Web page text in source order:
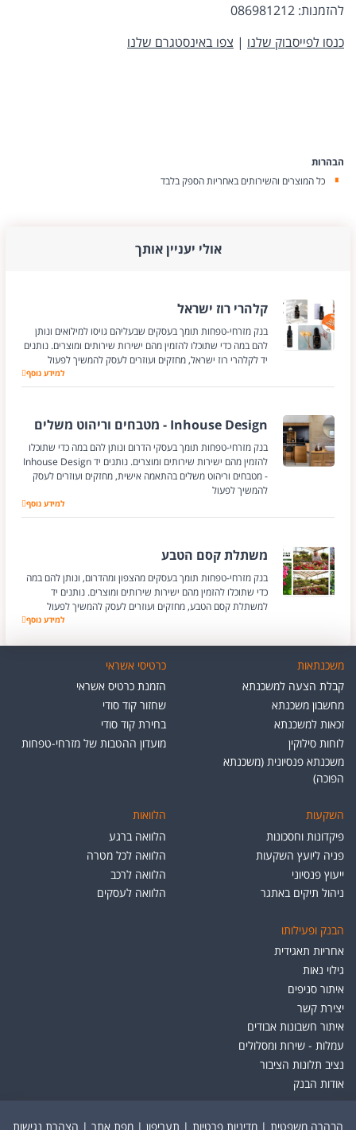
להזמנות: 086981212
כנסו לפייסבוק שלנו | צפו באינסטגרם שלנו
הבהרות
כל המוצרים והשירותים באחריות הספק בלבד
אולי יעניין אותך
קלהרי רוז ישראל
בנק מזרחי-טפחות תומך בעסקים שבעליהם גויסו למילואים ונותן
להם במה כדי שתוכלו להזמין מהם ישירות שירותים ומוצרים. נותנים
יד לקלהרי רוז ישראל, מחזקים ועוזרים לעסק להמשיך לפעול
קלהרי רוז ישראל
למידע נוסף
Inhouse Design - מטבחים וריהוט משלים
בנק מזרחי-טפחות תומך בעסקי הדרום ונותן להם במה כדי שתוכלו
להזמין מהם ישירות שירותים ומוצרים. נותנים יד Inhouse Design
- מטבחים וריהוט משלים בהתאמה אישית, מחזקים ועוזרים לעסק
להמשיך לפעול
Inhouse Design - מטבחים וריהוט משלים
למידע נוסף
משתלת קסם הטבע
בנק מזרחי-טפחות תומך בעסקים מהצפון ומהדרום, ונותן להם במה
כדי שתוכלו להזמין מהם ישירות שירותים ומוצרים. נותנים יד
למשתלת קסם הטבע, מחזקים ועוזרים לעסק להמשיך לפעול
משתלת קסם
למידע נוסף
משכנתאות
קבלת הצעה למשכנתא
מחשבון משכנתא
זכאות למשכנתא
לוחות סילוקין
משכנתא פנסיונית (משכנתא
הפוכה)
כרטיסי אשראי
הזמנת כרטיס אשראי
שחזור קוד סודי
בחירת קוד סודי
מועדון ההטבות של מזרחי-טפחות
השקעות
פיקדונות וחסכונות
פניה ליועץ השקעות
ייעוץ פנסיוני
ניהול תיקים באתגר
הלוואות
הלוואה ברגע
הלוואה לכל מטרה
הלוואה לרכב
הלוואה לעסקים
הבנק ופעילותו
אחריות תאגידית
גילוי נאות
איתור סניפים
יצירת קשר
איתור חשבונות אבודים
עמלות - שירות ומסלולים
נציב תלונות הציבור
אודות הבנק
הבהרה משפטית | מדיניות פרטיות | תעריפון | מפת אתר | הצהרת נגישות